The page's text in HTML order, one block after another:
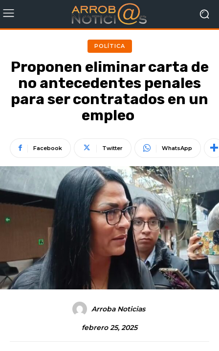
POLÍTICA
Proponen eliminar carta de
no antecedentes penales
para ser contratados en un
empleo
Facebook Twitter WhatsApp
Arroba Noticias
febrero 25, 2025